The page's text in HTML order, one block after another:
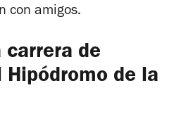
con amigos.
carrera de
de la